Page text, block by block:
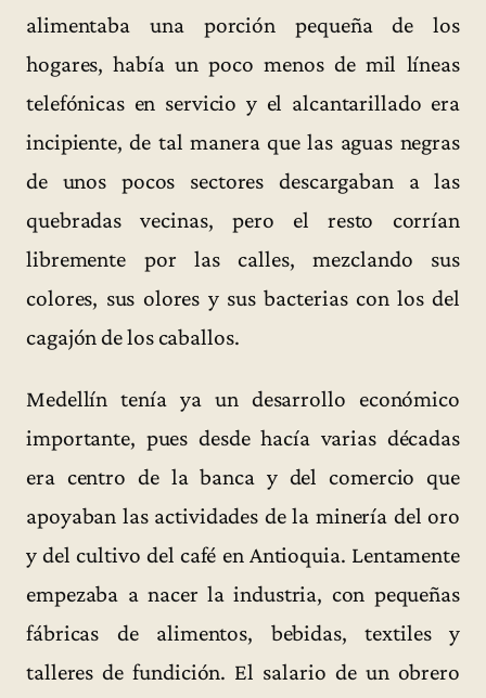
alimentaba una porción pequeña de los
hogares, había un poco menos de mil líneas
telefónicas en servicio y el alcantarillado era
incipiente, de tal manera que las aguas negras
de unos pocos sectores descargaban a las
quebradas vecinas, pero el resto corrían
libremente por las calles, mezclando sus
colores, sus olores y sus bacterias con los del
cagajón de los caballos.
Medellín tenía ya un desarrollo económico
importante, pues desde hacía varias décadas
era centro de la banca y del comercio que
apoyaban las actividades de la minería del oro
y del cultivo del café en Antioquia. Lentamente
empezaba a nacer la industria, con pequeñas
fábricas de alimentos, bebidas, textiles y
talleres de fundición. El salario de un obrero